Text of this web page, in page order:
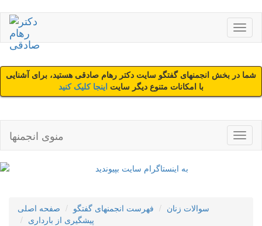
شما در بخش انجمنهای گفتگو سایت دکتر رهام صادقی هستید، برای آشنایی
با امکانات متنوع دیگر سایت اینجا کلیک کنید
منوی انجمنها
صفحه اصلی فهرست انجمنهای گفتگو
سوالات زنان
پیشگیری از بارداری